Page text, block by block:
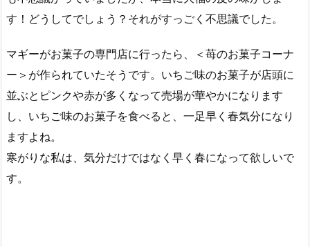
す！どうしてでしょう？それがすっごく不思議でした。
マギーがお菓子の専門店に行ったら、＜苺のお菓子コーナ
ー＞が作られていたそうです。いちご味のお菓子が店頭に
並ぶとピンクや赤が多くなって売場が華やかになります
し、いちご味のお菓子を食べると、一足早く春気分になり
ますよね。
寒がりな私は、気分だけではなく早く春になって欲しいで
す。